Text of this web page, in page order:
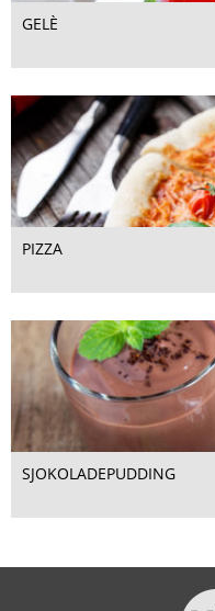
GELÈ
PIZZA
SJOKOLADEPUDDING